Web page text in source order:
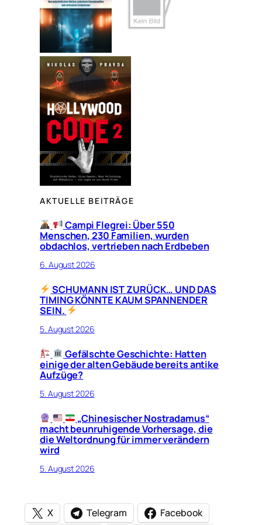
AKTUELLE BEITRÄGE
Campi Flegrei: Über 550
Menschen, 230 Familien, wurden
obdachlos, vertrieben nach Erdbeben
6. August 2026
SCHUMANN IST ZURÜCK… UND DAS
TIMING KÖNNTE KAUM SPANNENDER
SEIN.
5. August 2026
Gefälschte Geschichte: Hatten
einige der alten Gebäude bereits antike
Aufzüge?
5. August 2026
„Chinesischer Nostradamus“
macht beunruhigende Vorhersage, die
die Weltordnung für immer verändern
wird
5. August 2026
X Telegram Facebook